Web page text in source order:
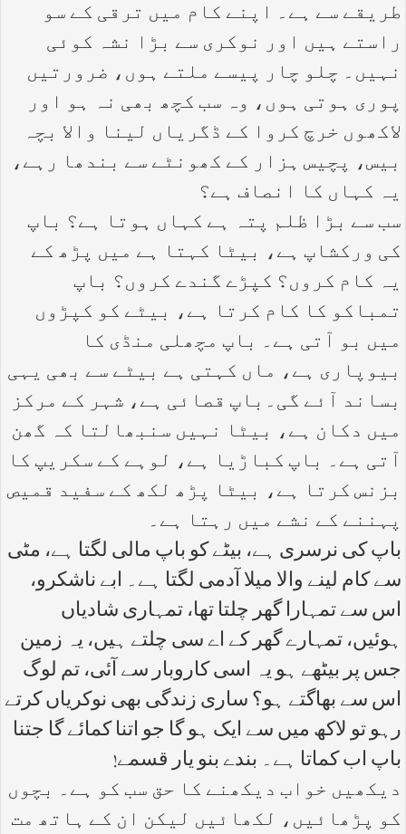
طریقے سے ہے۔ اپنے کام میں ترقی کے سو
راستے ہیں اور نوکری سے بڑا نشہ کوئی
نہیں۔ چلو چار پیسے ملتے ہوں، ضرورتیں
پوری ہوتی ہوں، وہ سب کچھ بھی نہ ہو اور
لاکھوں خرچ کروا کے ڈگریاں لینا والا بچہ
بیس، پچیس ہزار کے کھونٹے سے بندھا رہے،
یہ کہاں کا انصاف ہے؟
سب سے بڑا ظلم پتہ ہے کہاں ہوتا ہے؟ باپ
کی ورکشاپ ہے، بیٹا کہتا ہے میں پڑھ کے
یہ کام کروں؟ کپڑے گندے کروں؟ باپ
تمباکو کا کام کرتا ہے، بیٹے کو کپڑوں
میں بو آتی ہے۔ باپ مچھلی منڈی کا
بیوپاری ہے، ماں کہتی ہے بیٹے سے بھی یہی
بساند آئے گی۔باپ قصائی ہے، شہر کے مرکز
میں دکان ہے، بیٹا نہیں سنبھالتا کہ گھن
آتی ہے۔ باپ کباڑیا ہے، لوہے کے سکریپ کا
بزنس کرتا ہے، بیٹا پڑھ لکھ کے سفید قمیص
پہننے کے نشے میں رہتا ہے۔
باپ کی نرسری ہے، بیٹے کو باپ مالی لگتا ہے، مٹی
سے کام لینے والا میلا آدمی لگتا ہے۔ ابے ناشکرو،
اس سے تمہارا گھر چلتا تھا، تمہاری شادیاں
ہوئیں، تمہارے گھر کے اے سی چلتے ہیں، یہ زمین
جس پر بیٹھے ہو یہ اسی کاروبار سے آئی، تم لوگ
اس سے بھاگتے ہو؟ ساری زندگی بھی نوکریاں کرتے
رہو تو لاکھ میں سے ایک ہو گا جو اتنا کمائے گا جتنا
باپ اب کماتا ہے۔ بندے بنو یار قسمے!
دیکھیں خواب دیکھنے کا حق سب کو ہے۔ بچوں
کو پڑھائیں، لکھائیں لیکن ان کے ہاتھ مت